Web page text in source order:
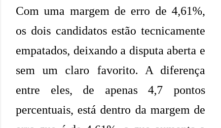
Com uma margem de erro de 4,61%,
os dois candidatos estão tecnicamente
empatados, deixando a disputa aberta e
sem um claro favorito. A diferença
entre eles, de apenas 4,7 pontos
percentuais, está dentro da margem de